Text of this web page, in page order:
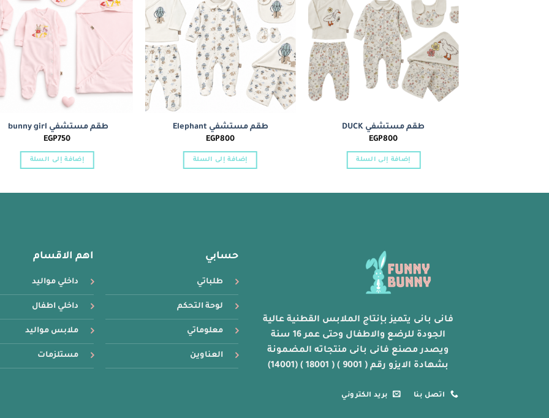
wishlist
طقم مستشفي Elephant
EGP800
إضافة إلى السلة
طقم مستشفي bunny girl
EGP750
إضافة إلى السلة
wishlist
طقم مستشفي DUCK
EGP800
إضافة إلى السلة
فانى بانى يتميز بإنتاج الملابس القطنية عالية
الجودة للرضع والاطفال وحتى عمر 16 سنة
ويصدر مصنع فانى بانى منتجاته المضمونة
بشهادة الايزو رقم ( 9001 ) ( 18001 ) (14001)
اتصل بنا بريد الكتروني
حسابي
طلباتي
لوحة التحكم
معلوماتي
العناوين
اهم الاقسام
داخلي مواليد
داخلي اطفال
ملابس مواليد
مستلزمات